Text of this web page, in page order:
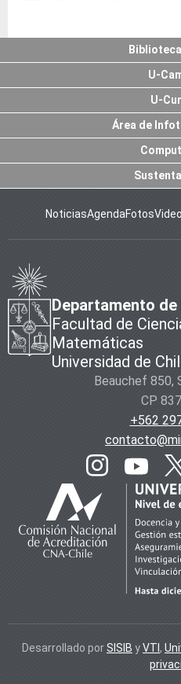
U-
U-
Área de
NoticiasAgendaFotos
Departamento
Facultad de
Matemáticas
Universidad de
Beauchef 850,
CP
+562
Desarrollado por SISIB yVTI ,